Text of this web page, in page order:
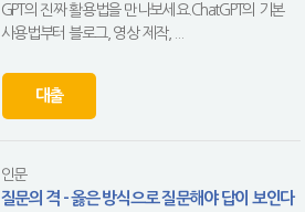
GPT의 진짜 활용법을 만나보세요.ChatGPT의 기본
사용법부터 블로그, 영상 제작, ...
대출
인문
질문의 격 - 옳은 방식으로 질문해야 답이 보인다